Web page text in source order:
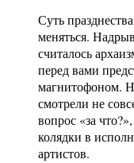
Суть
меняться.
считалось
перед вами
магнитофоном.
смотрели не
вопрос «за
колядки в
артистов.